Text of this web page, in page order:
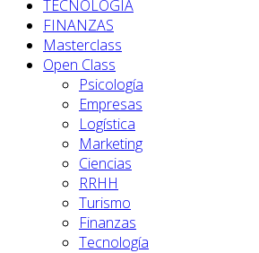
TECNOLOGÍA
FINANZAS
Masterclass
Open Class
Psicología
Empresas
Logística
Marketing
Ciencias
RRHH
Turismo
Finanzas
Tecnología